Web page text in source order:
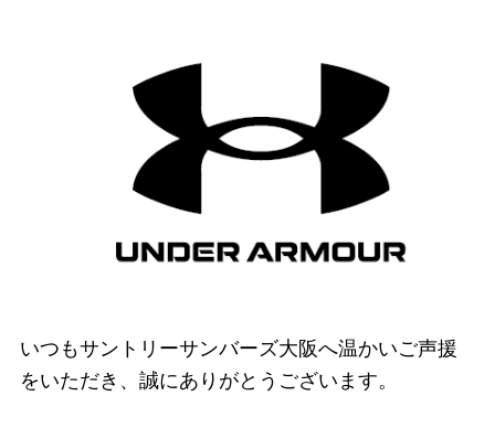
いつもサントリーサンバーズ大阪へ温かいご声援
をいただき、誠にありがとうございます。